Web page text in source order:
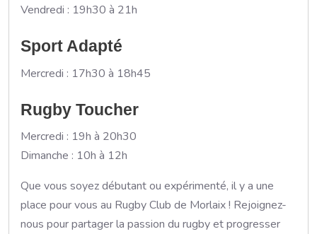
Vendredi : 19h30 à 21h
Sport Adapté
Mercredi : 17h30 à 18h45
Rugby Toucher
Mercredi : 19h à 20h30
Dimanche : 10h à 12h
Que vous soyez débutant ou expérimenté, il y a une
place pour vous au Rugby Club de Morlaix ! Rejoignez-
nous pour partager la passion du rugby et progresser